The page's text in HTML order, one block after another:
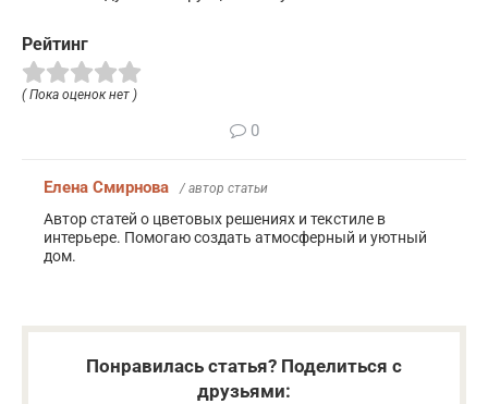
Рейтинг
( Пока оценок нет )
0
Елена Смирнова / автор статьи
Автор статей о цветовых решениях и текстиле в
интерьере. Помогаю создать атмосферный и уютный
дом.
Понравилась статья? Поделиться с
друзьями: